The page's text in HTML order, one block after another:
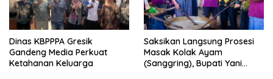
Dinas KBPPPA Gresik
Gandeng Media Perkuat
Ketahanan Keluarga
Saksikan Langsung Prosesi
Masak Kolak Ayam
(Sanggring), Bupati Yani